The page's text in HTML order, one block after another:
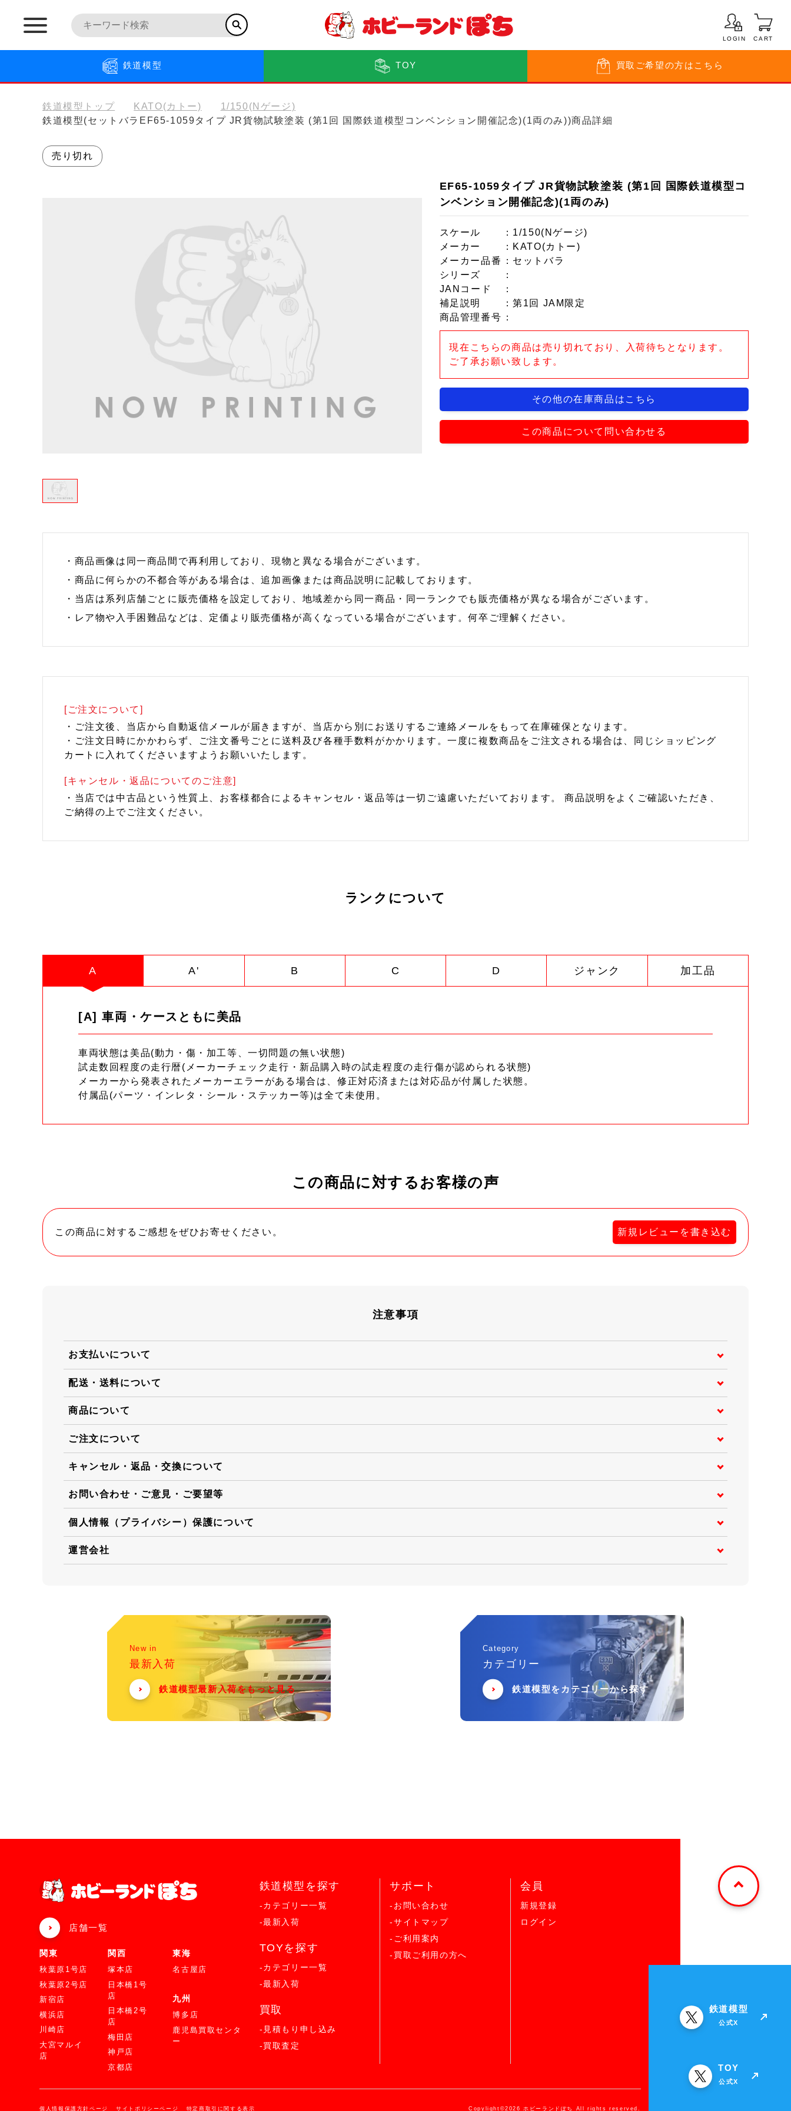
LOGIN CART
鉄道模型 TOY 買取 ご希望の方はこちら
鉄道模型トップ KATO(カトー)
1/150(Nゲージ)
鉄道模型(セットバラEF65-1059タイプ JR貨物試験塗装 (第1回 国際鉄道模型コンベンション開催記念)(1両のみ))商品詳細
売り切れ
EF65-1059タイプ JR貨物試験塗装 (第1回 国際鉄道模型コ
ンベンション開催記念)(1両のみ)
スケール
：1/150(Nゲージ)
メーカー
：KATO(カトー)
メーカー品番
：セットバラ
シリーズ
：
JANコード
：
補足説明
：第1回 JAM限定
商品管理番号 ：
現在こちらの商品は売り切れており、入荷待ちとなります。
ご了承お願い致します。
その他の在庫商品はこちら
この商品について問い合わせる
・商品画像は同一商品間で再利用しており、現物と異なる場合がございます。
・商品に何らかの不都合等がある場合は、追加画像または商品説明に記載しております。
・当店は系列店舗ごとに販売価格を設定しており、地域差から同一商品・同一ランクでも販売価格が異なる場合がございます。
・レア物や入手困難品などは、定価より販売価格が高くなっている場合がございます。何卒ご理解ください。
[ご注文について]
・ご注文後、当店から自動返信メールが届きますが、当店から別にお送りするご連絡メールをもって在庫確保となります。
・ご注文日時にかかわらず、ご注文番号ごとに送料及び各種手数料がかかります。一度に複数商品をご注文される場合は、同じショッピング
カートに入れてくださいますようお願いいたします。
[キャンセル・返品についてのご注意]
・当店では中古品という性質上、お客様都合によるキャンセル・返品等は一切ご遠慮いただいております。 商品説明をよくご確認いただき、
ご納得の上でご注文ください。
ランクについて
A A' B C D ジャンク 加工品
[A] 車両・ケースともに美品
車両状態は美品(動力・傷・加工等、一切問題の無い状態)
試走数回程度の走行暦(メーカーチェック走行・新品購入時の試走程度の走行傷が認められる状態)
メーカーから発表されたメーカーエラーがある場合は、修正対応済または対応品が付属した状態。
付属品(パーツ・インレタ・シール・ステッカー等)は全て未使用。
この商品に対するお客様の声
この商品に対するご感想をぜひお寄せください。 新規レビューを書き込む
注意事項
お支払いについて
配送・送料について
商品について
ご注文について
キャンセル・返品・交換について
お問い合わせ・ご意見・ご要望等
個人情報（プライバシー）保護について
運営会社
New in
最新入荷
鉄道模型最新入荷をもっと見る
Category
カテゴリー
鉄道模型をカテゴリーから探す
店舗一覧
関東
秋葉原1号店
秋葉原2号店
新宿店
横浜店
川崎店
大宮マルイ
店
関西
塚本店
日本橋1号
店
日本橋2号
店
梅田店
神戸店
京都店
東海
名古屋店
九州
博多店
鹿児島買取センタ
ー
鉄道模型を探す
-カテゴリー一覧
-最新入荷
TOYを探す
-カテゴリー一覧
-最新入荷
買取
-見積もり申し込み
-買取査定
サポート
-お問い合わせ
-サイトマップ
-ご利用案内
-買取ご利用の方へ
会員
新規登録
ログイン
個人情報保護方針ページ サイトポリシーページ 特定商取引に関する表示 Copylight©2026 ホビーランドぽち All rights reserved.
鉄道模型
公式X
TOY
公式X